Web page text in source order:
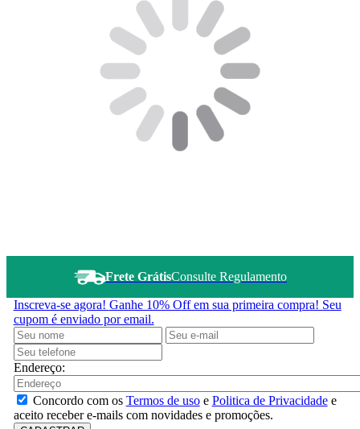
Frete GrátisConsulte Regulamento
Inscreva-se agora! Ganhe 10% Off em sua primeira compra! Seu
cupom é enviado por email.
Endereço:
Concordo com os Termos de usoe Politica de Privacidadee
aceito receber e-mails com novidades e promoções.